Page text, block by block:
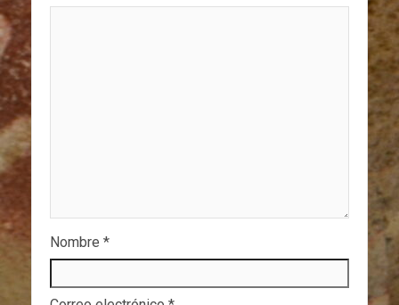
Nombre *